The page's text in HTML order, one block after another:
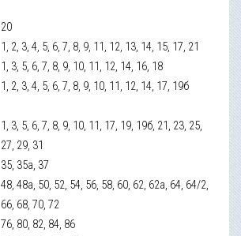
20
1, 2, 3, 4, 5, 6, 7, 8, 9, 11, 12, 13, 14, 15, 17, 21
1, 3, 5, 6, 7, 8, 9, 10, 11, 12, 14, 16, 18
1, 2, 3, 4, 5, 6, 7, 8, 9, 10, 11, 12, 14, 17, 19б
1, 3, 5, 6, 7, 8, 9, 10, 11, 17, 19, 19б, 21, 23, 25,
27, 29, 31
35, 35а, 37
48, 48а, 50, 52, 54, 56, 58, 60, 62, 62а, 64, 64/2,
66, 68, 70, 72
76, 80, 82, 84, 86